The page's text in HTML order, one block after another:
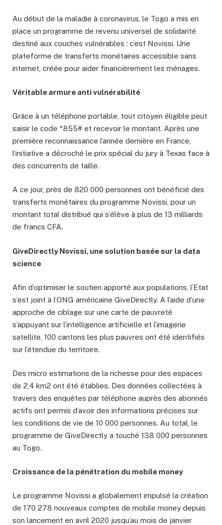
Au début de la maladie à coronavirus, le Togo a mis en
place un programme de revenu universel de solidarité
destiné aux couches vulnérables : c’est Novissi. Une
plateforme de transferts monétaires accessible sans
internet, créée pour aider financièrement les ménages.
Véritable armure anti vulnérabilité
Grâce à un téléphone portable, tout citoyen éligible peut
saisir le code *855# et recevoir le montant. Après une
première reconnaissance l’année dernière en France,
l’initiative a décroché le prix spécial du jury à Texas face à
des concurrents de taille.
A ce jour, près de 820 000 personnes ont bénéficié des
transferts monétaires du programme Novissi, pour un
montant total distribué qui s’élève à plus de 13 milliards
de francs CFA.
GiveDirectly Novissi, une solution basée sur la data
science​
Afin d’optimiser le soutien apporté aux populations, l’Etat
s’est joint à l’ONG américaine GiveDirectly. A l’aide d’une
approche de ciblage sur une carte de pauvreté
s’appuyant sur l’intelligence artificielle et l’imagerie
satellite, 100 cantons les plus pauvres ont été identifiés
sur l’étendue du territoire.
Des micro estimations de la richesse pour des espaces
de 2,4 km2 ont été établies. Des données collectées à
travers des enquêtes par téléphone auprès des abonnés
actifs ont permis d’avoir des informations précises sur
les conditions de vie de 10 000 personnes. Au total, le
programme de GiveDirectly a touché 138 000 personnes
au Togo.
Croissance de la pénétration du mobile money
Le programme Novissi a globalement impulsé la création
de 170 278 nouveaux comptes de mobile money depuis
son lancement en avril 2020 jusqu’au mois de janvier